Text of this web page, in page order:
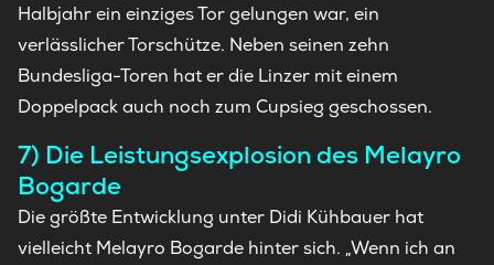
Halbjahr ein einziges Tor gelungen war, ein
verlässlicher Torschütze. Neben seinen zehn
Bundesliga-Toren hat er die Linzer mit einem
Doppelpack auch noch zum Cupsieg geschossen.
7) Die Leistungsexplosion des Melayro
Bogarde
Die größte Entwicklung unter Didi Kühbauer hat
vielleicht Melayro Bogarde hinter sich. „Wenn ich an